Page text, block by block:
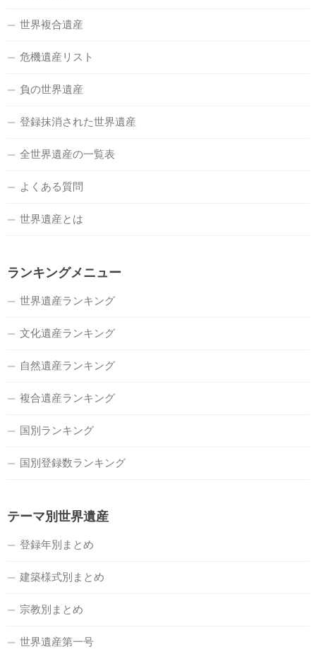
世界複合遺産
危機遺産リスト
負の世界遺産
登録抹消された世界遺産
全世界遺産の一覧表
よくある質問
世界遺産とは
ランキングメニュー
世界遺産ランキング
文化遺産ランキング
自然遺産ランキング
複合遺産ランキング
国別ランキング
国別登録数ランキング
テーマ別世界遺産
登録年別まとめ
建築様式別まとめ
宗教別まとめ
世界遺産第一号